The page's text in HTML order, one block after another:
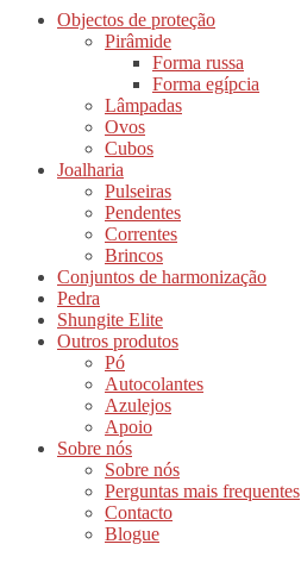
Objectos de proteção
Pirâmide
Forma russa
Forma egípcia
Lâmpadas
Ovos
Cubos
Joalharia
Pulseiras
Pendentes
Correntes
Brincos
Conjuntos de harmonização
Pedra
Shungite Elite
Outros produtos
Pó
Autocolantes
Azulejos
Apoio
Sobre nós
Sobre nós
Perguntas mais frequentes
Contacto
Blogue